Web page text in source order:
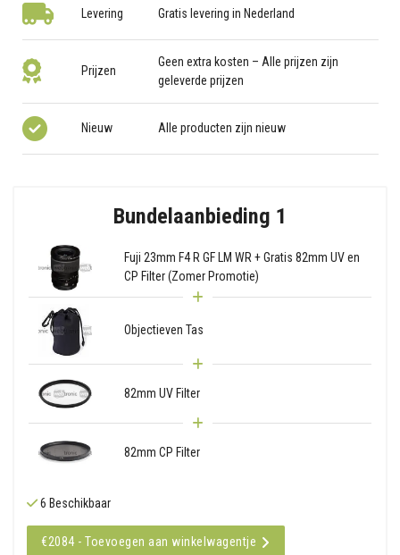
Levering Gratis levering in Nederland
Prijzen
Geen extra kosten – Alle prijzen zijn
geleverde prijzen
Nieuw Alle producten zijn nieuw
Bundelaanbieding 1
Fuji 23mm F4 R GF LM WR + Gratis 82mm UV en
CP Filter (Zomer Promotie)
Objectieven Tas
82mm UV Filter
82mm CP Filter
6 Beschikbaar
€2084 - Toevoegen aan winkelwagentje